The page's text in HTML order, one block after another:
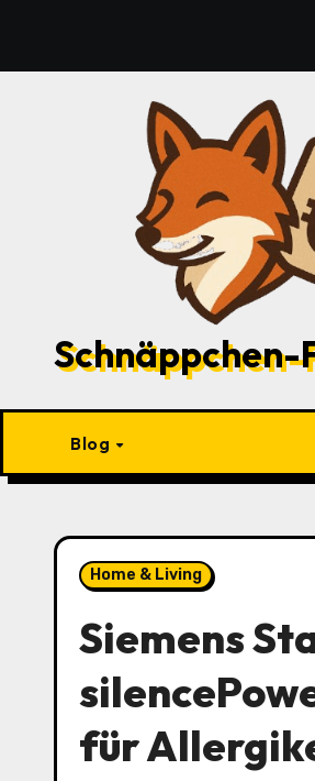
springen
Schnäppchen-
Blog
Home & Living
Siemens
für